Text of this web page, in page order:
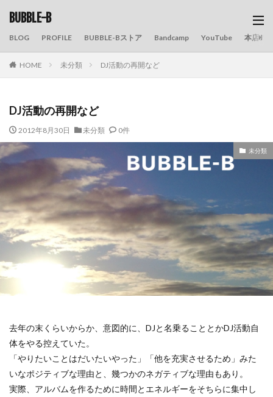
BUBBLE-B
BLOG PROFILE BUBBLE-Bストア Bandcamp YouTube 本店の旅
HOME 未分類 DJ活動の再開など
DJ活動の再開など
2012年8月30日 未分類 0件
未分類
去年の末くらいからか、意図的に、DJと名乗ることとかDJ活動自
体をやる控えていた。
「やりたいことはだいたいやった」「他を充実させるため」みた
いなポジティブな理由と、幾つかのネガティブな理由もあり。
実際、アルバムを作るために時間とエネルギーをそちらに集中し